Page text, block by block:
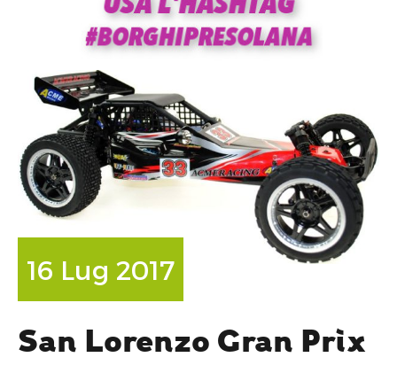
16 Lug 2017
San Lorenzo Gran Prix